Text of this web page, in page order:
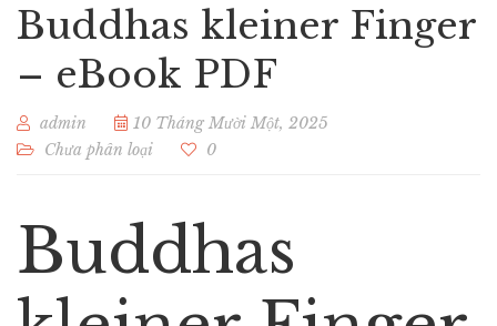
Buddhas kleiner Finger
– eBook PDF
admin
10 Tháng Mười Một, 2025
Chưa phân loại
0
Buddhas